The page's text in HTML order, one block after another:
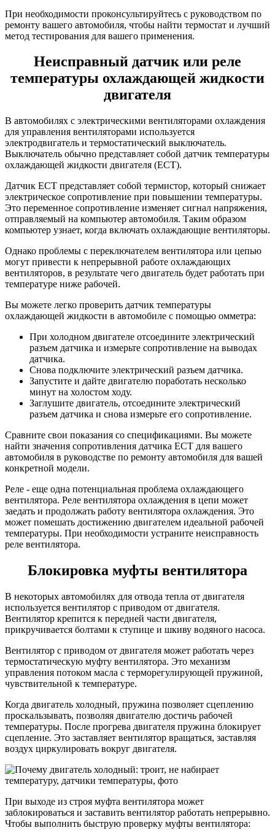
При необходимости проконсультируйтесь с руководством по
ремонту вашего автомобиля, чтобы найти термостат и лучший
метод тестирования для вашего применения.
Неисправный датчик или реле
температуры охлаждающей жидкости
двигателя
В автомобилях с электрическими вентиляторами охлаждения
для управления вентиляторами используется
электродвигатель и термостатический выключатель.
Выключатель обычно представляет собой датчик температуры
охлаждающей жидкости двигателя (ECT).
Датчик ECT представляет собой термистор, который снижает
электрическое сопротивление при повышении температуры.
Это переменное сопротивление изменяет сигнал напряжения,
отправляемый на компьютер автомобиля. Таким образом
компьютер узнает, когда включать охлаждающие вентиляторы.
Однако проблемы с переключателем вентилятора или цепью
могут привести к непрерывной работе охлаждающих
вентиляторов, в результате чего двигатель будет работать при
температуре ниже рабочей.
Вы можете легко проверить датчик температуры
охлаждающей жидкости в автомобиле с помощью омметра:
При холодном двигателе отсоедините электрический
разъем датчика и измерьте сопротивление на выводах
датчика.
Снова подключите электрический разъем датчика.
Запустите и дайте двигателю поработать несколько
минут на холостом ходу.
Заглушите двигатель, отсоедините электрический
разъем датчика и снова измерьте его сопротивление.
Сравните свои показания со спецификациями. Вы можете
найти значения сопротивления датчика ECT для вашего
автомобиля в руководстве по ремонту автомобиля для вашей
конкретной модели.
Реле - еще одна потенциальная проблема охлаждающего
вентилятора. Реле вентилятора охлаждения в цепи может
заедать и продолжать работу вентилятора охлаждения. Это
может помешать достижению двигателем идеальной рабочей
температуры. При необходимости устраните неисправность
реле вентилятора.
Блокировка муфты вентилятора
В некоторых автомобилях для отвода тепла от двигателя
используется вентилятор с приводом от двигателя.
Вентилятор крепится к передней части двигателя,
прикручивается болтами к ступице и шкиву водяного насоса.
Вентилятор с приводом от двигателя может работать через
термостатическую муфту вентилятора. Это механизм
управления потоком масла с терморегулирующей пружиной,
чувствительной к температуре.
Когда двигатель холодный, пружина позволяет сцеплению
проскальзывать, позволяя двигателю достичь рабочей
температуры. После прогрева двигателя пружина блокирует
сцепление. Это заставляет вентилятор вращаться, заставляя
воздух циркулировать вокруг двигателя.
При выходе из строя муфта вентилятора может
заблокироваться и заставить вентилятор работать непрерывно.
Чтобы выполнить быструю проверку муфты вентилятора: